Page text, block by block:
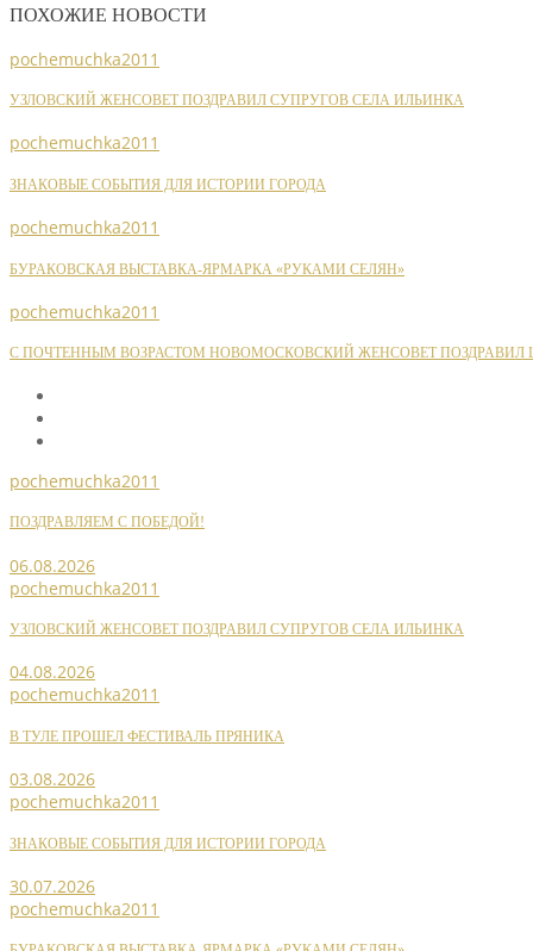
ПОХОЖИЕ НОВОСТИ
pochemuchka2011
УЗЛОВСКИЙ ЖЕНСОВЕТ ПОЗДРАВИЛ СУПРУГОВ СЕЛА ИЛЬИНКА
pochemuchka2011
ЗНАКОВЫЕ СОБЫТИЯ ДЛЯ ИСТОРИИ ГОРОДА
pochemuchka2011
БУРАКОВСКАЯ ВЫСТАВКА-ЯРМАРКА «РУКАМИ СЕЛЯН»
pochemuchka2011
С ПОЧТЕННЫМ ВОЗРАСТОМ НОВОМОСКОВСКИЙ ЖЕНСОВЕТ ПОЗДРАВИЛ
pochemuchka2011
ПОЗДРАВЛЯЕМ С ПОБЕДОЙ!
06.08.2026
pochemuchka2011
УЗЛОВСКИЙ ЖЕНСОВЕТ ПОЗДРАВИЛ СУПРУГОВ СЕЛА ИЛЬИНКА
04.08.2026
pochemuchka2011
В ТУЛЕ ПРОШЕЛ ФЕСТИВАЛЬ ПРЯНИКА
03.08.2026
pochemuchka2011
ЗНАКОВЫЕ СОБЫТИЯ ДЛЯ ИСТОРИИ ГОРОДА
30.07.2026
pochemuchka2011